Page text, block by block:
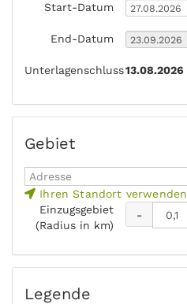
Start-Datum
End-Datum
Unterlagenschluss13.08.2026
Gebiet
Ihren Standort verwenden
Einzugsgebiet
(Radius in km)
-
Legende